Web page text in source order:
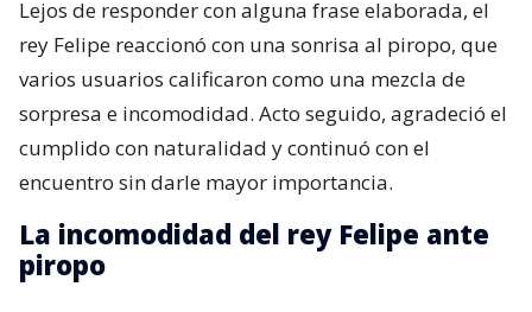
Lejos de responder con alguna frase elaborada, el
rey Felipe reaccionó con una sonrisa al piropo, que
varios usuarios calificaron como una mezcla de
sorpresa e incomodidad. Acto seguido, agradeció el
cumplido con naturalidad y continuó con el
encuentro sin darle mayor importancia.
La incomodidad del rey Felipe ante
piropo